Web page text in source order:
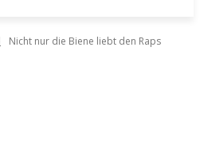
Nicht nur die Biene liebt den Raps